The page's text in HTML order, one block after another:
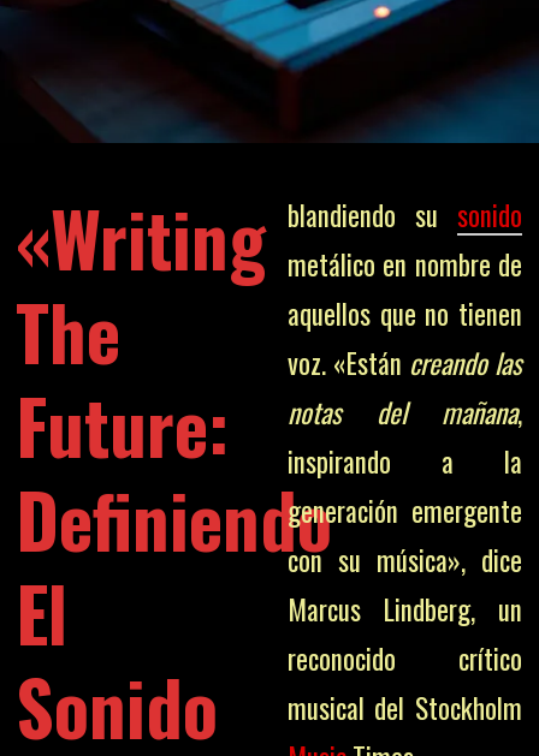
«Writing
The
Future:
Definiendo
El
Sonido
blandiendo su sonido
metálico en nombre de
aquellos que no tienen
voz. «Están creando las
notas del mañana,
inspirando a la
generación emergente
con su música», dice
Marcus Lindberg, un
reconocido crítico
musical del Stockholm